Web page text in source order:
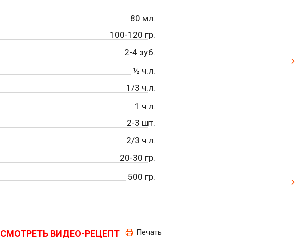
80 мл.
100-120 гр.
2-4 зуб.
½ ч.л.
1/3 ч.л.
1 ч.л.
2-3 шт.
2/3 ч.л.
20-30 гр.
500 гр.
СМОТРЕТЬ ВИДЕО-РЕЦЕПТ Печать